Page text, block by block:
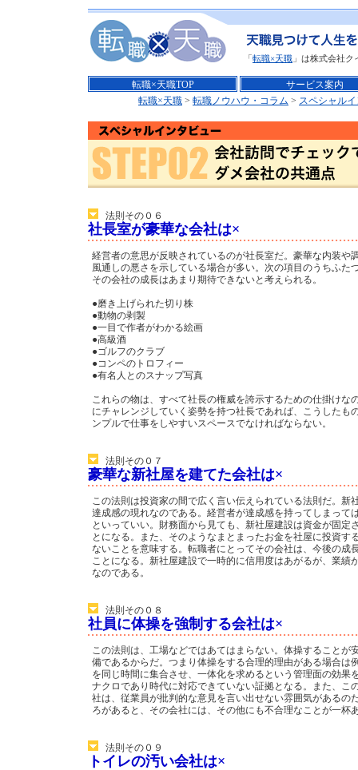
「転職×天職 」は株式会社
転職×天職TOP
サービス案内
転職×天職 > 転職ノウハウ・コラム > スペシャル
法則その０６
社長室が豪華な会社は×
経営者の意思が反映されているのが社長室だ。豪華な内装や
風通しの悪さを示している場合が多い。次の項目のうちふた
その会社の成長はあまり期待できないと考えられる。
●磨き上げられた切り株
●動物の剥製
●一目で作者がわかる絵画
●高級酒
●ゴルフのクラブ
●コンペのトロフィー
●有名人とのスナップ写真
これらの物は、すべて社長の権威を誇示するための仕掛けな
にチャレンジしていく姿勢を持つ社長であれば、こうしたも
ンプルで仕事をしやすいスペースでなければならない。
法則その０７
豪華な新社屋を建てた会社は×
この法則は投資家の間で広く言い伝えられている法則だ。新
達成感の現れなのである。経営者が達成感を持ってしまって
といっていい。財務面から見ても、新社屋建設は資金が固定
とになる。また、そのようなまとまったお金を社屋に投資す
ないことを意味する。転職者にとってその会社は、今後の成
ことになる。新社屋建設で一時的に信用度はあがるが、業績
なのである。
法則その０８
社員に体操を強制する会社は×
この法則は、工場などではあてはまらない。体操することが
備であるからだ。つまり体操をする合理的理由がある場合は
を同じ時間に集合させ、一体化を求めるという管理面の効果
ナクロであり時代に対応できていない証拠となる。また、こ
社は、従業員が批判的な意見を言い出せない雰囲気があるの
ろがあると、その会社には、その他にも不合理なことが一杯
法則その０９
トイレの汚い会社は×